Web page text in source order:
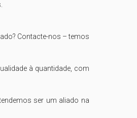
Contacte-nos – temos
à quantidade, com
ser um aliado na